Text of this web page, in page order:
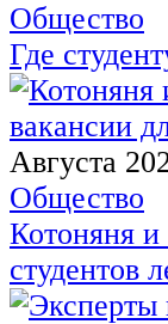
Общество
Где
Августа
Общество
Котоняня
студентов